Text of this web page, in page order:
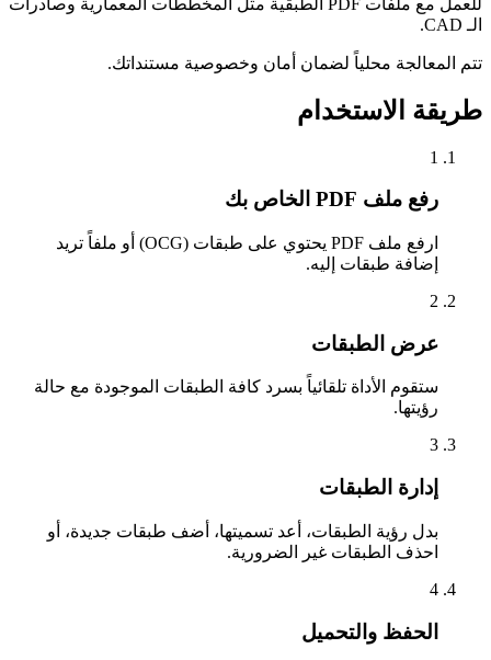
الـ CAD.
تتم المعالجة محلياً لضمان أمان وخصوصية مستنداتك.
طريقة الاستخدام
1
رفع ملف PDF الخاص بك
ارفع ملف PDF يحتوي على طبقات (OCG) أو ملفاً تريد
إضافة طبقات إليه.
2
عرض الطبقات
ستقوم الأداة تلقائياً بسرد كافة الطبقات الموجودة مع حالة
رؤيتها.
3
إدارة الطبقات
بدل رؤية الطبقات، أعد تسميتها، أضف طبقات جديدة، أو
احذف الطبقات غير الضرورية.
4
الحفظ والتحميل